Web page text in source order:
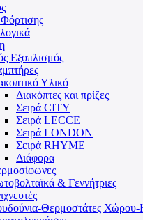
Εξοπλισμός
Υλικό
Διακόπτες και πρίζες
Σειρά CITY
Σειρά LECCE
Σειρά LONDON
Σειρά RHYME
Διάφορα
& Γεννήτριες
Θερμοστάτες Χώρου-